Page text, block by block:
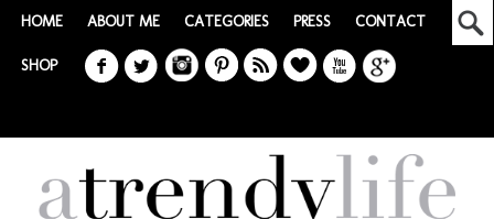
HOME ABOUT ME CATEGORIES PRESS CONTACT
SHOP